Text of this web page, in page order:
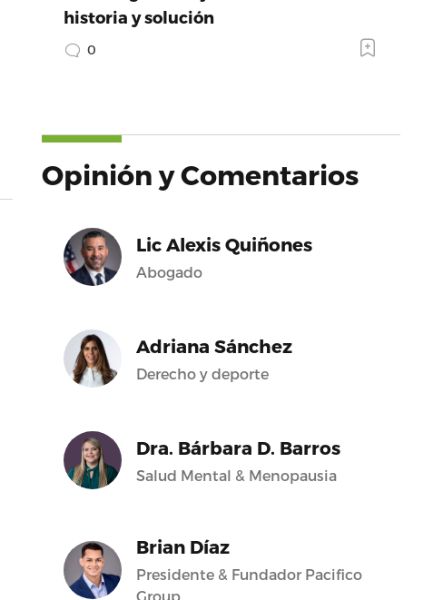
historia y solución
0
Opinión y Comentarios
Lic Alexis Quiñones
Abogado
Adriana Sánchez
Derecho y deporte
Dra. Bárbara D. Barros
Salud Mental & Menopausia
Brian Díaz
Presidente & Fundador Pacifico
Group